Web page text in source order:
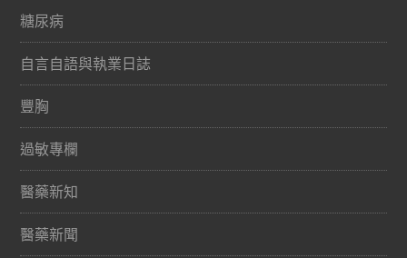
糖尿病
自言自語與執業日誌
豐胸
過敏專欄
醫藥新知
醫藥新聞